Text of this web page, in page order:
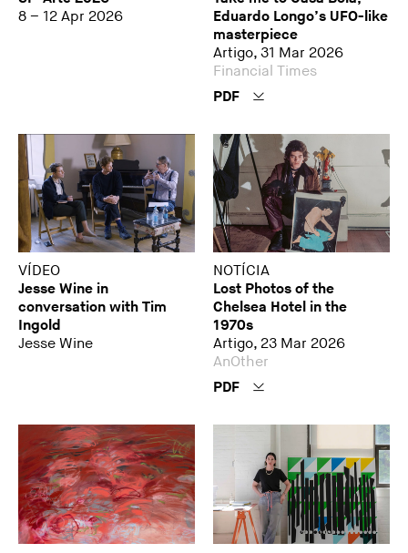
8 – 12 Apr 2026
Eduardo Longo’s UFO-like
masterpiece
Artigo, 31 Mar 2026
Financial Times
PDF
VÍDEO
Jesse Wine in
conversation with Tim
Ingold
Jesse Wine
NOTÍCIA
Lost Photos of the
Chelsea Hotel in the
1970s
Artigo, 23 Mar 2026
AnOther
PDF